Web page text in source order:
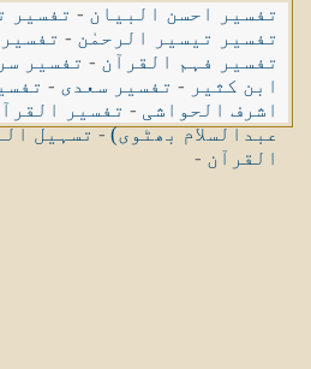
تفسیر احسن البیان - تفسیر
تفسیر تیسیر الرحمٰن -
تفسیر فہم القرآن - تفسیر
ابن کثیر - تفسیر سعدی -
اشرف الحواشی - تفسیر
عبدالسلام بھٹوی)-تسہیل
القرآن -